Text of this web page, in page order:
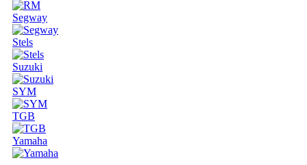
Segway
Stels
Suzuki
SYM
TGB
Yamaha